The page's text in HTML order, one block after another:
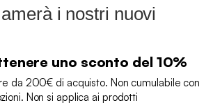
i nostri nuovi
uno sconto del 10%
da 200€ di acquisto. Non cumulabile con
Non si applica ai prodotti